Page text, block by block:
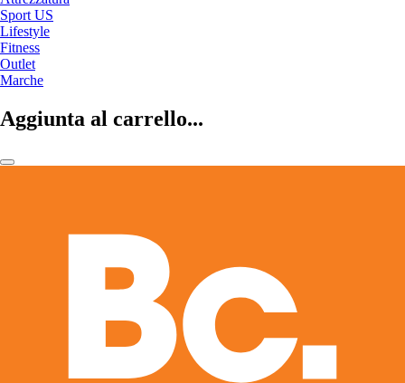
Sport US
Lifestyle
Fitness
Outlet
Marche
Aggiunta al carrello...